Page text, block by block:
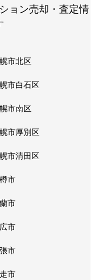
ョン売却・査定情
市北区
市白石区
市南区
市厚別区
市清田区
市
市
市
市
市